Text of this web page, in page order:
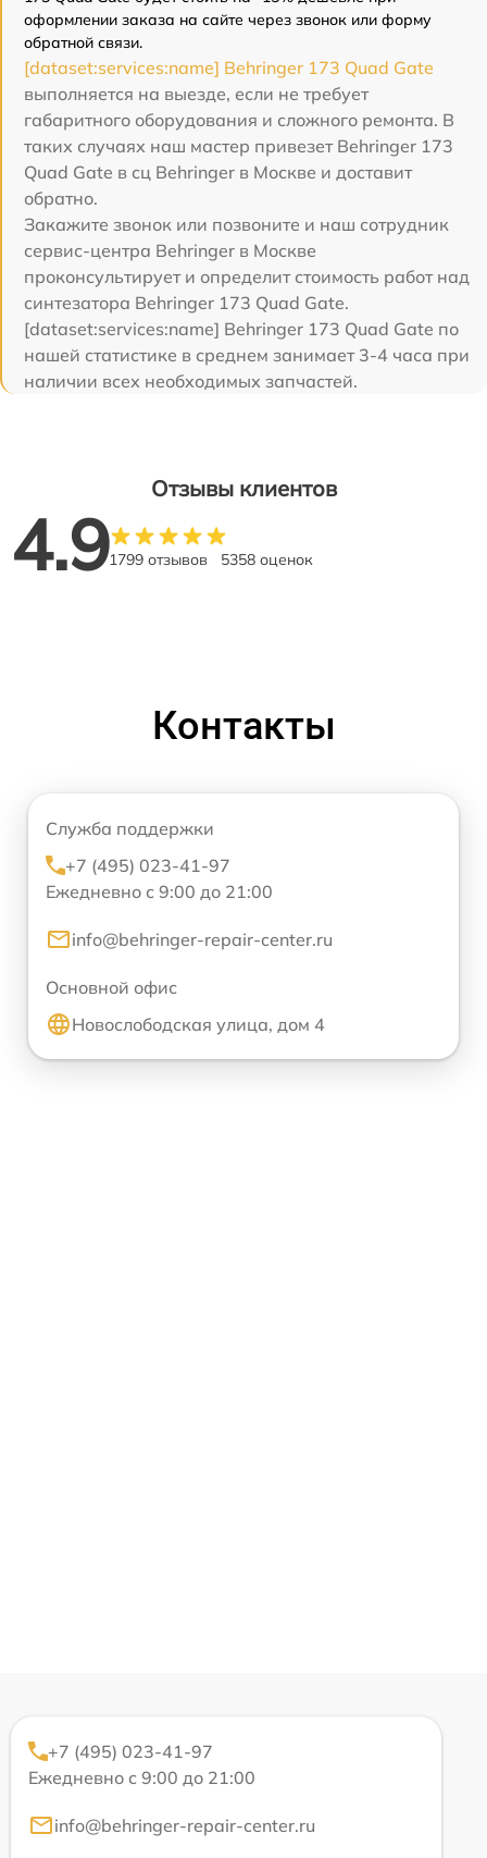
оформлении заказа на сайте через звонок или форму
обратной связи.
[dataset:services:name] Behringer 173 Quad Gate
выполняется на выезде, если не требует
габаритного оборудования и сложного ремонта. В
таких случаях наш мастер привезет Behringer 173
Quad Gate в сц Behringer в Москве и доставит
обратно.
Закажите звонок или позвоните и наш сотрудник
сервис-центра Behringer в Москве
проконсультирует и определит стоимость работ над
синтезатора Behringer 173 Quad Gate.
[dataset:services:name] Behringer 173 Quad Gate по
нашей статистике в среднем занимает 3-4 часа при
наличии всех необходимых запчастей.
Отзывы клиентов
4.91799 отзывов 5358 оценок
Контакты
Служба поддержки
+7 (495) 023-41-97
Ежедневно с 9:00 до 21:00
info@behringer-repair-center.ru
Основной офис
Новослободская улица, дом 4
+7 (495) 023-41-97
Ежедневно с 9:00 до 21:00
info@behringer-repair-center.ru